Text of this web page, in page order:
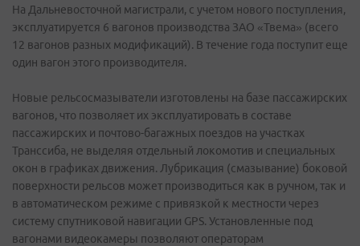
На Дальневосточной магистрали, с учетом нового поступления,
эксплуатируется 6 вагонов производства ЗАО «Твема» (всего
12 вагонов разных модификаций). В течение года поступит еще
один вагон этого производителя.
Новые рельсосмазыватели изготовлены на базе пассажирских
вагонов, что позволяет их эксплуатировать в составе
пассажирских и почтово-багажных поездов на участках
Транссиба, не выделяя отдельный локомотив и специальных
окон в графиках движения. Лубрикация (смазывание) боковой
поверхности рельсов может производиться как в ручном, так и
в автоматическом режиме с привязкой к местности через
систему спутниковой навигации GPS. Установленные под
вагонами видеокамеры позволяют операторам